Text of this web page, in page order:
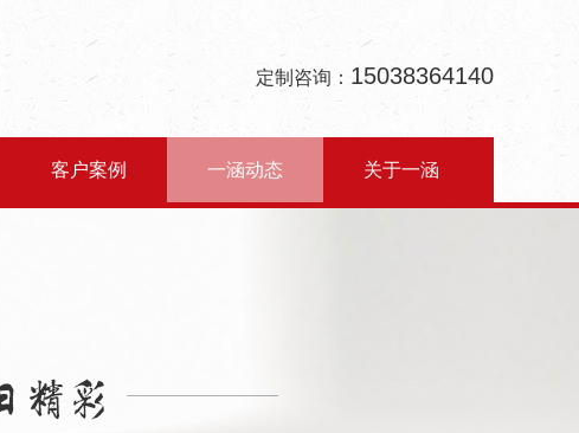
定制咨询： 15038364140
客户案例 一涵动态 关于一涵